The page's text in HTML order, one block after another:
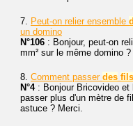
7. Peut-on relier ensemble
un domino
N°106 : Bonjour, peut-on
mm² sur le même domino ?
8. Comment passer des fils
N°4: Bonjour Bricovideo et
passer plus d'un mètre de fil
astuce ? Merci.